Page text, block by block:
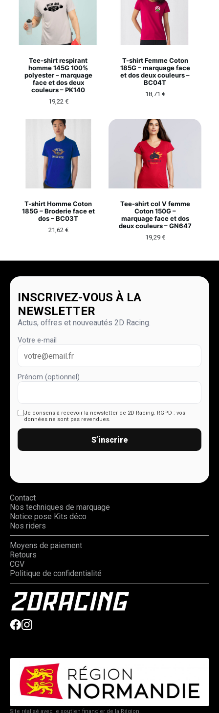
Tee-shirt respirant
homme 145G 100%
polyester – marquage
face et dos deux
couleurs – PK140
19,22 €
T-shirt Femme Coton
185G – marquage face
et dos deux couleurs –
BC04T
18,71 €
T-shirt Homme Coton
185G – Broderie face et
dos – BC03T
21,62 €
Tee-shirt col V femme
Coton 150G –
marquage face et dos
deux couleurs – GN647
19,29 €
INSCRIVEZ-VOUS À LA
NEWSLETTER
Actus, offres et nouveautés 2D Racing.
Votre e-mail
Prénom (optionnel)
Je consens à recevoir la newsletter de 2D Racing. RGPD : vos
données ne sont pas revendues.
S’inscrire
Contact
Nos techniques de marquage
Notice pose Kits déco
Nos riders
Moyens de paiement
Retours
CGV
Politique de confidentialité
Site réalisé avec le soutien financier de la Région.